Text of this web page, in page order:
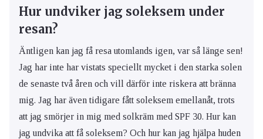
Hur undviker jag soleksem under
resan?
Äntligen kan jag få resa utomlands igen, var så länge sen!
Jag har inte har vistats speciellt mycket i den starka solen
de senaste två åren och vill därför inte riskera att bränna
mig. Jag har även tidigare fått soleksem emellanåt, trots
att jag smörjer in mig med solkräm med SPF 30. Hur kan
jag undvika att få soleksem? Och hur kan jag hjälpa huden